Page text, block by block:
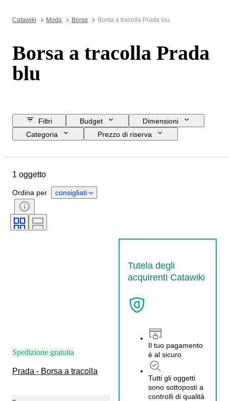
Catawiki Moda Borse Borsa a tracolla Prada blu
Borsa a tracolla Prada
blu
Filtri Budget
Dimensioni
Categoria
Prezzo di riserva
Condizioni
Accessori inclusi
1 oggetto
Ordina per consigliati
Spedizione gratuita
Prada - Borsa a tracolla
Tutela degli
acquirenti Catawiki
Il tuo pagamento
è al sicuro
Tutti gli oggetti
sono sottoposti a
controlli di qualità